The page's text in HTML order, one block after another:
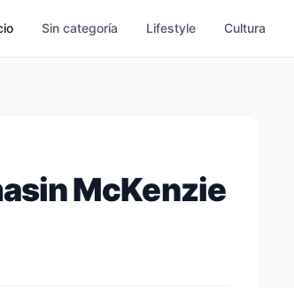
Sin categoría Lifestyle Cultura
McKenzie